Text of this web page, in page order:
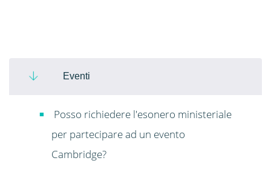
Eventi
Posso richiedere l'esonero ministeriale
per partecipare ad un evento
Cambridge?